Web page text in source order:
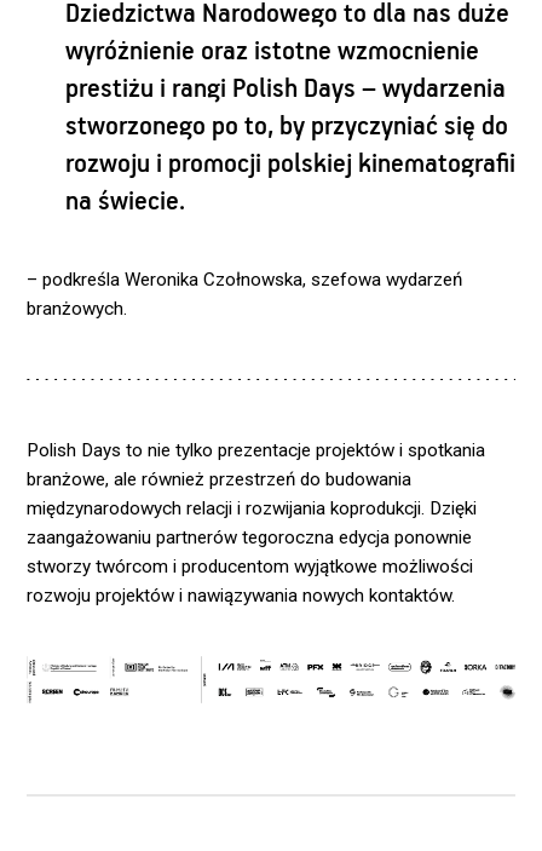
Dziedzictwa Narodowego to dla nas duże
wyróżnienie oraz istotne wzmocnienie
prestiżu i rangi Polish Days – wydarzenia
stworzonego po to, by przyczyniać się do
rozwoju i promocji polskiej kinematografii
na świecie.
– podkreśla Weronika Czołnowska, szefowa wydarzeń
branżowych.
Polish Days to nie tylko prezentacje projektów i spotkania
branżowe, ale również przestrzeń do budowania
międzynarodowych relacji i rozwijania koprodukcji. Dzięki
zaangażowaniu partnerów tegoroczna edycja ponownie
stworzy twórcom i producentom wyjątkowe możliwości
rozwoju projektów i nawiązywania nowych kontaktów.